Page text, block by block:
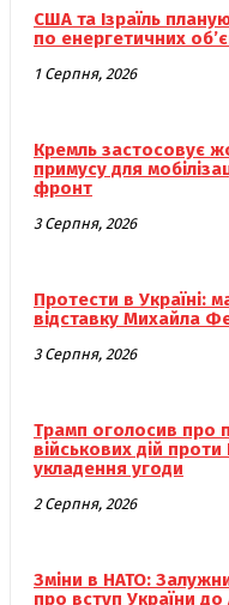
США та Ізраїль
по енергетичних
1 Серпня, 2026
Кремль застосовує
примусу для
фронт
3 Серпня, 2026
Протести в Україні:
відставку Михайла
3 Серпня, 2026
Трамп оголосив про
військових дій проти
укладення угоди
2 Серпня, 2026
Зміни в НАТО:
про вступ України до